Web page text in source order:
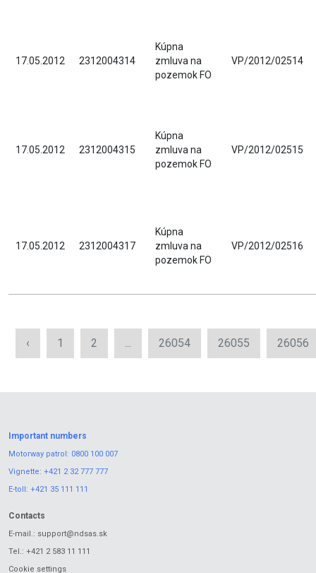
17.05.2012 2312004314
Kúpna
zmluva na
pozemok FO
VP/2012/02514
17.05.2012 2312004315
Kúpna
zmluva na
pozemok FO
VP/2012/02515
17.05.2012 2312004317
Kúpna
zmluva na
pozemok FO
VP/2012/02516
‹ 1 2 ... 26054 26055 26056
Important numbers
Motorway patrol: 0800 100 007
Vignette: +421 2 32 777 777
E-toll: +421 35 111 111
Contacts
E-mail.: support@ndsas.sk
Tel.: +421 2 583 11 111
Cookie settings